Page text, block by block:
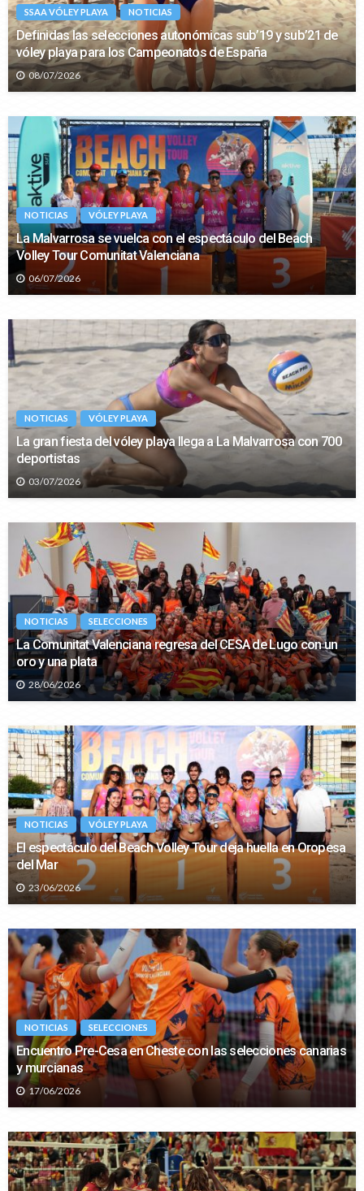
SSAA VÓLEY PLAYA NOTICIAS
Definidas las selecciones autonómicas sub’19 y sub’21 de
vóley playa para los Campeonatos de España
08/07/2026
NOTICIAS VÓLEY PLAYA
La Malvarrosa se vuelca con el espectáculo del Beach
Volley Tour Comunitat Valenciana
06/07/2026
NOTICIAS VÓLEY PLAYA
La gran fiesta del vóley playa llega a La Malvarrosa con 700
deportistas
03/07/2026
NOTICIAS SELECCIONES
La Comunitat Valenciana regresa del CESA de Lugo con un
oro y una plata
28/06/2026
NOTICIAS VÓLEY PLAYA
El espectáculo del Beach Volley Tour deja huella en Oropesa
del Mar
23/06/2026
NOTICIAS SELECCIONES
Encuentro Pre-Cesa en Cheste con las selecciones canarias
y murcianas
17/06/2026